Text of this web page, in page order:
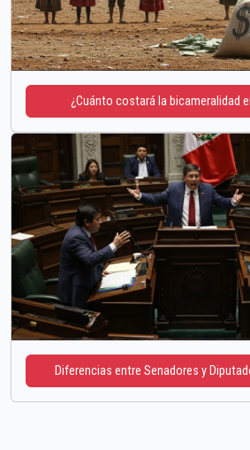
¿Cuánto costará la bicameralidad
Diferencias entre Senadores y